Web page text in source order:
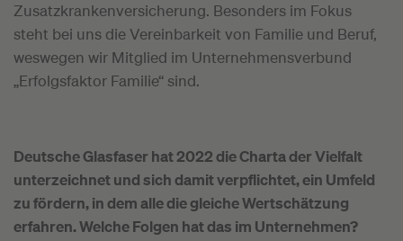
Zusatzkrankenversicherung. Besonders im Fokus
steht bei uns die Vereinbarkeit von Familie und Beruf,
weswegen wir Mitglied im Unternehmensverbund
„Erfolgsfaktor Familie“ sind.
Deutsche Glasfaser hat 2022 die Charta der Vielfalt
unterzeichnet und sich damit verpflichtet, ein Umfeld
zu fördern, in dem alle die gleiche Wertschätzung
erfahren. Welche Folgen hat das im Unternehmen?